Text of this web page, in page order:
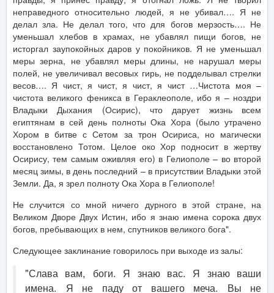
неправедного относительно людей, я не убивал…. Я не
делал зла. Не делал того, что для богов мерзость…. Не
уменьшал хлебов в храмах, не убавлял пищи богов, не
исторгал заупокойных даров у покойников. Я не уменьшал
меры зерна, не убавлял меры длины, не нарушал меры
полей, не увеличивал весовых гирь, не подделывал стрелки
весов…. Я чист, я чист, я чист, я чист …Чистота моя –
чистота великого феникса в Гераклеополе, ибо я – ноздри
Владыки Дыхания (Осирис), что дарует жизнь всем
египтянам в сей день полноты Ока Хора (было утрачено
Хором в битве с Сетом за трон Осириса, но магически
восстановлено Тотом. Целое око Хор подносит в жертву
Осирису, тем самым оживляя его) в Гелиополе – во второй
месяц зимы, в день последний – в присутствии Владыки этой
Земли. Да, я зрел полноту Ока Хора в Гелиополе!
Не случится со мной ничего дурного в этой стране, на
Великом Дворе Двух Истин, ибо я знаю имена сорока двух
богов, пребывающих в нем, спутников великого бога".
Следующее заклинание говорилось при выходе из залы:
"Слава вам, боги. Я знаю вас. Я знаю ваши
имена. Я не паду от вашего меча. Вы не